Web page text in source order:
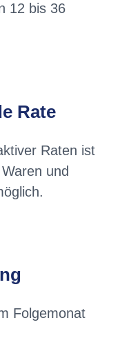
12 bis 36
Rate
Raten ist
und
Folgemonat